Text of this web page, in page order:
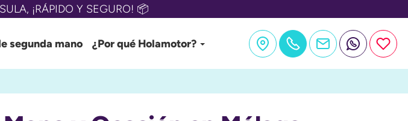
¡RÁPIDO Y SEGURO! 📦
segunda mano ¿Por qué Holamotor?